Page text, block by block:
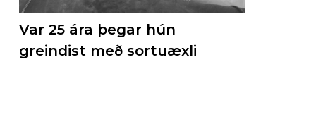
Var 25 ára þegar hún
greindist með sortuæxli